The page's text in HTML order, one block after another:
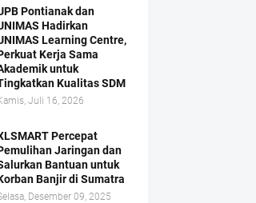
Pontianak dan
Hadirkan
Learning Centre,
Kerja Sama
untuk
Kualitas SDM
Juli 16, 2026
Percepat
Jaringan dan
Bantuan untuk
Banjir di Sumatra
Desember 09, 2025